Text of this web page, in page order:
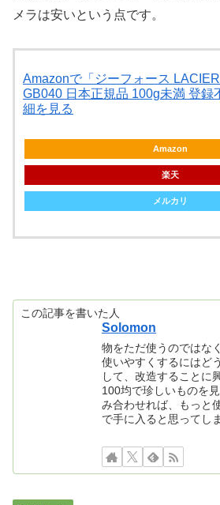
メラは安いという点です。
Amazonで「ジーフォース
GB040 日本正規品 100g未満 登録
細を見る
Amazon
楽天
メルカリ
この記事を書いた人
Solomon
物をただ使うのではな
使いやすくするにはど
して、改造することに
100均で珍しいものを
み合わせれば、もっと
で手に入ると思ってし